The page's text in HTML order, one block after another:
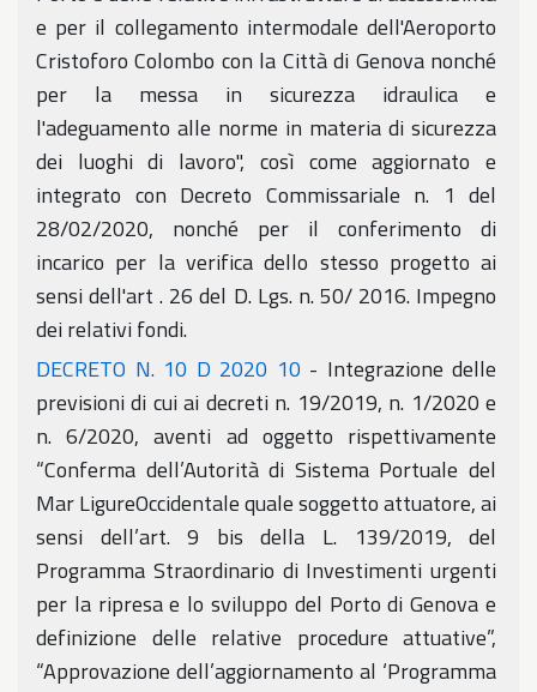
e per il collegamento intermodale dell'Aeroporto
Cristoforo Colombo con la Città di Genova nonché
per la messa in sicurezza idraulica e
l'adeguamento alle norme in materia di sicurezza
dei luoghi di lavoro", così come aggiornato e
integrato con Decreto Commissariale n. 1 del
28/02/2020, nonché per il conferimento di
incarico per la verifica dello stesso progetto ai
sensi dell'art . 26 del D. Lgs. n. 50/ 2016. Impegno
dei relativi fondi.
DECRETO N. 10 D 2020 10 - Integrazione delle
previsioni di cui ai decreti n. 19/2019, n. 1/2020 e
n. 6/2020, aventi ad oggetto rispettivamente
“Conferma dell’Autorità di Sistema Portuale del
Mar LigureOccidentale quale soggetto attuatore, ai
sensi dell’art. 9 bis della L. 139/2019, del
Programma Straordinario di Investimenti urgenti
per la ripresa e lo sviluppo del Porto di Genova e
definizione delle relative procedure attuative”,
“Approvazione dell’aggiornamento al ‘Programma